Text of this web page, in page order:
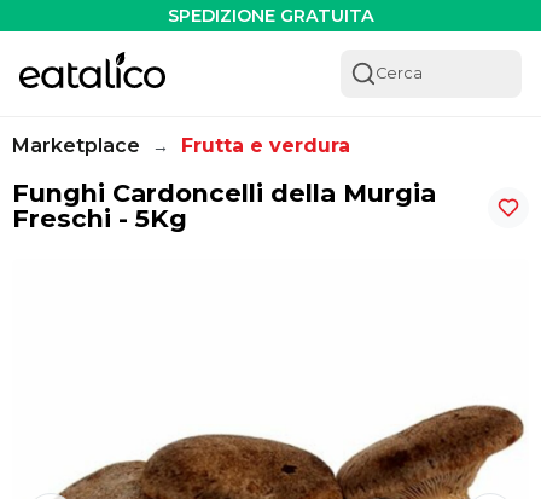
SPEDIZIONE GRATUITA
Cerca
Marketplace → Frutta e verdura
Funghi Cardoncelli della Murgia
Freschi - 5Kg
Funghi Cardoncelli della Murgia Freschi - 5Kg -